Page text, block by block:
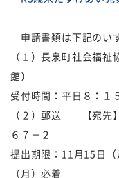
申請書類は下記のい
（１）長泉町社会福
館）
受付時間：平日８：１
（２）郵送 【宛先
６７－２
提出期限：11月15日
（月）必着